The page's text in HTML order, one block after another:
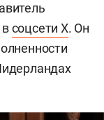
всоцсети X. Он